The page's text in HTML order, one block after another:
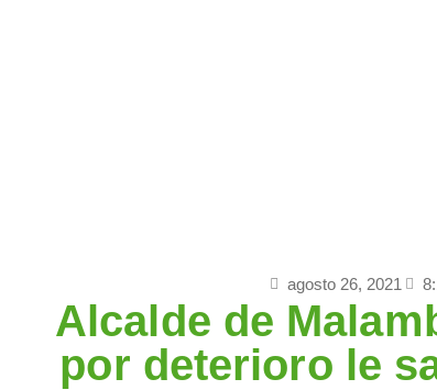
agosto 26, 2021
Alcalde de
por deterioro le